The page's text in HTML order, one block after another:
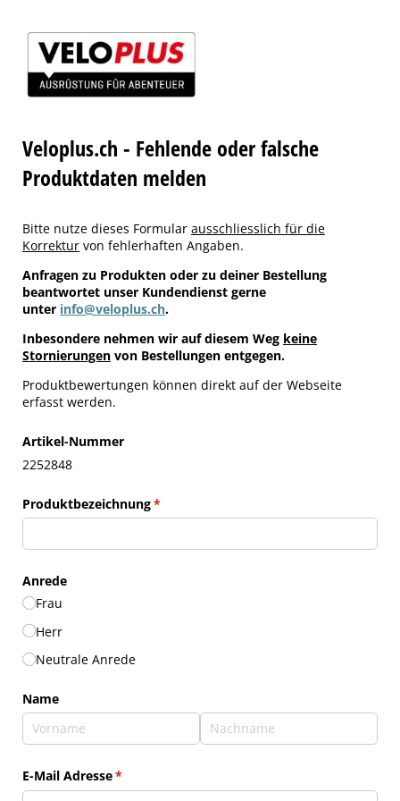
Veloplus.ch - Fehlende oder falsche
Produktdaten melden
Bitte nutze dieses Formular ausschliesslich für die
Korrektur von fehlerhaften Angaben.
Anfragen zu Produkten oder zu deiner Bestellung
beantwortet unser Kundendienst gerne
unter info@veloplus.ch.
Inbesondere nehmen wir auf diesem Weg keine
Stornierungen von Bestellungen entgegen.
Produktbewertungen können direkt auf der Webseite
erfasst werden.
Artikel-Nummer
2252848
Produktbezeichnung*
(erforderlich)
Anrede
Frau
Herr
Neutrale Anrede
Name
E-Mail Adresse*
(erforderlich)